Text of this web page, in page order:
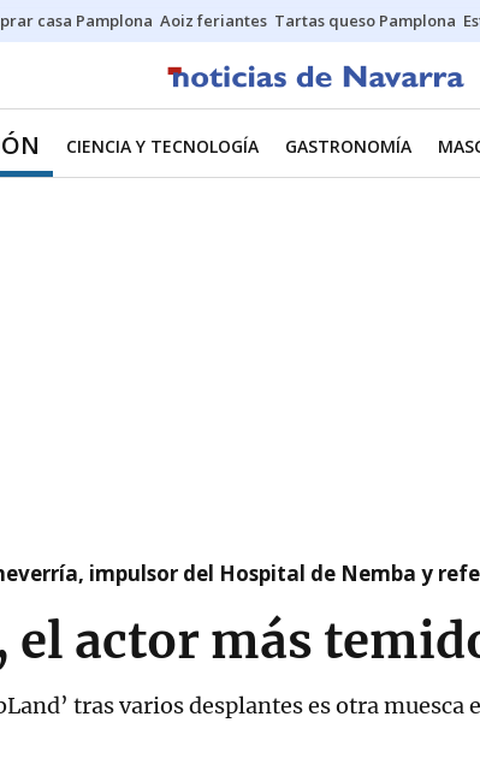
casa Pamplona Aoiz feriantes Tartas queso Pamplona
CIENCIA Y TECNOLOGÍA GASTRONOMÍA
impulsor del Hospital de Nemba y
actor más
tras varios desplantes es otra